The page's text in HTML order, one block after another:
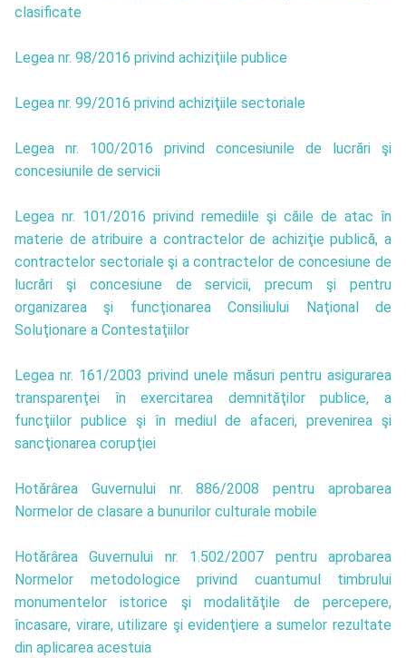
clasificate
Legea nr. 98/2016 privind achiziţiile publice
Legea nr. 99/2016 privind achiziţiile sectoriale
Legea nr. 100/2016 privind concesiunile de lucrări şi
concesiunile de servicii
Legea nr. 101/2016 privind remediile şi căile de atac în
materie de atribuire a contractelor de achiziţie publică, a
contractelor sectoriale şi a contractelor de concesiune de
lucrări şi concesiune de servicii, precum şi pentru
organizarea şi funcţionarea Consiliului Naţional de
Soluţionare a Contestaţiilor
Legea nr. 161/2003 privind unele măsuri pentru asigurarea
transparenţei în exercitarea demnităţilor publice, a
funcţiilor publice şi în mediul de afaceri, prevenirea şi
sancţionarea corupţiei
Hotărârea Guvernului nr. 886/2008 pentru aprobarea
Normelor de clasare a bunurilor culturale mobile
Hotărârea Guvernului nr. 1.502/2007 pentru aprobarea
Normelor metodologice privind cuantumul timbrului
monumentelor istorice şi modalităţile de percepere,
încasare, virare, utilizare şi evidenţiere a sumelor rezultate
din aplicarea acestuia